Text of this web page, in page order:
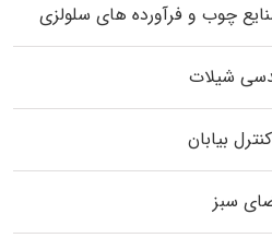
چوب و فرآورده‌ های سلولزی
شیلات
بیابان
سبز